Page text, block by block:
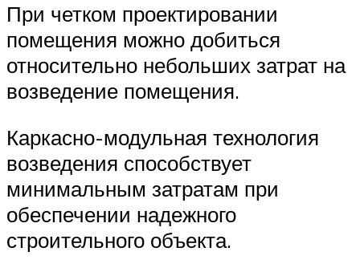
При четком проектировании
помещения можно добиться
относительно небольших затрат на
возведение помещения.
Каркасно-модульная технология
возведения способствует
минимальным затратам при
обеспечении надежного
строительного объекта.